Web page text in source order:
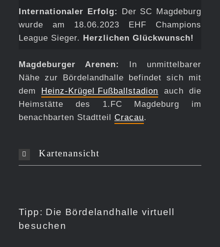
Internationaler Erfolg:
Der SC Magdeburg
wurde am 18.06.2023 EHF Champions
League Sieger. Herzlichen Glückwunsch!
Magdeburger Arenen:
In unmittelbarer
Nähe zur Bördelandhalle befindet sich mit
dem Heinz-Krügel Fußballstadion auch die
Heimstätte des 1.FC Magdeburg im
benachbarten Stadtteil Cracau.
Kartenansicht
Tipp: Die Bördelandhalle virtuell
besuchen